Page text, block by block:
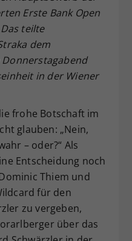
Erste Bank Open
teilte
dem
in der Wiener
frohe Botschaft im
glauben: „Nein,
– oder?“ Als
Entscheidung noch
Thiem und
für den
zu vergeben,
über das
Ihre Consent-
Unter anderem eine
ID, für die
Ihrer
Einstellungen, falls der
dies eingestellt